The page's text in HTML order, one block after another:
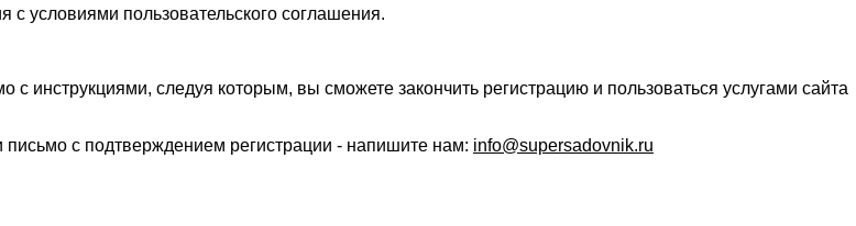
с условиями пользовательского соглашения.
инструкциями, следуя которым, вы сможете закончить регистрацию и пользоваться услугами сайта
с подтверждением регистрации - напишите нам: info@supersadovnik.ru